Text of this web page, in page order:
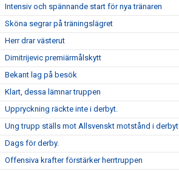
Intensiv och spännande start för nya tränaren
Sköna segrar på träningslägret
Herr drar västerut
Dimitrijevic premiärmålskytt
Bekant lag på besök
Klart, dessa lämnar truppen
Uppryckning räckte inte i derbyt.
Ung trupp ställs mot Allsvenskt motstånd i derbyt
Dags för derby.
Offensiva krafter förstärker herrtruppen